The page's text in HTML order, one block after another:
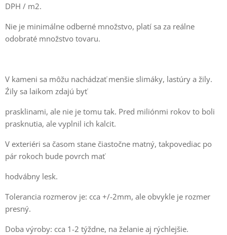
DPH / m2.
Nie je minimálne odberné množstvo, platí sa za reálne
odobraté množstvo tovaru.
V kameni sa môžu nachádzať menšie slimáky, lastúry a žily.
Źily sa laikom zdajú byť
prasklinami, ale nie je tomu tak. Pred miliónmi rokov to boli
prasknutia, ale vyplnil ich kalcit.
V exteriéri sa časom stane čiastočne matný, takpovediac po
pár rokoch bude povrch mať
hodvábny lesk.
Tolerancia rozmerov je: cca +/-2mm, ale obvykle je rozmer
presný.
Doba výroby: cca 1-2 týždne, na želanie aj rýchlejšie.